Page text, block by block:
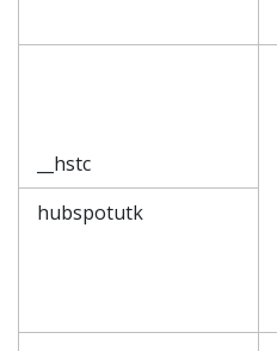
__hstc
hubspotutk